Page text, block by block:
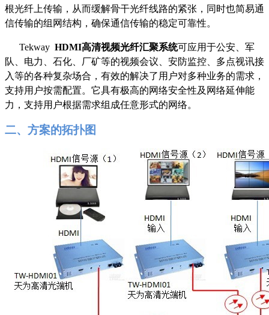
根光纤上传输，从而缓解骨干光纤线路的紧张，同时也简易通
信传输的组网结构，确保通信传输的稳定可靠性。
Tekway HDMI高清视频光纤汇聚系统可应用于公安、军
队、电力、石化、厂矿等的视频会议、安防监控、多点视讯接
入等的各种复杂场合，有效的解决了用户对多种业务的需求，
支持用户按需配置。它具有极高的网络安全性及网络延伸能
力，支持用户根据需求组成任意形式的网络。
二、方案的拓扑图